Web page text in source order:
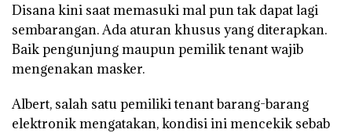
Disana kini saat memasuki mal pun tak dapat lagi
sembarangan. Ada aturan khusus yang diterapkan.
Baik pengunjung maupun pemilik tenant wajib
mengenakan masker.
Albert, salah satu pemiliki tenant barang-barang
elektronik mengatakan, kondisi ini mencekik sebab